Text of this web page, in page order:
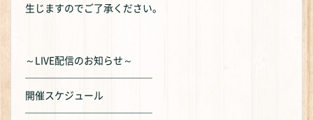
生じますのでご了承ください。
～LIVE配信のお知らせ～
─────────────
開催スケジュール
─────────────